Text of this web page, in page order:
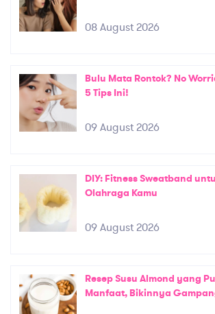
08 August 2026
Bulu Mata Rontok? No
5 Tips Ini!
09 August 2026
DIY: Fitness Sweatband
Olahraga Kamu
09 August 2026
Resep Susu Almond yang
Manfaat, Bikinnya